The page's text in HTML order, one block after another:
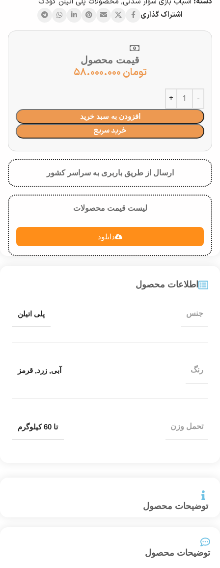
اشتراک گذاری
قیمت محصول
تومان
افزودن به سبد خرید
خرید سریع
ارسال از طریق باربری به سراسر کشور
لیست قیمت محصولات
دانلود
توضیحات محصول
اطلاعات محصول
جنس پلی اتیلن
رنگ آبی, زرد, قرمز
تحمل وزن تا 60 کیلوگرم
توضیحات محصول